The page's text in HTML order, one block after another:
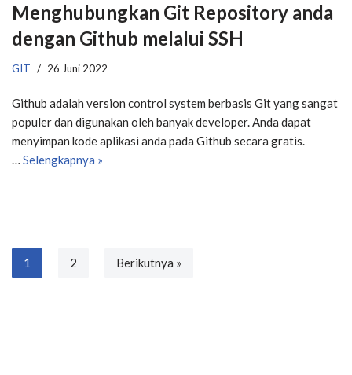
Menghubungkan Git Repository anda
dengan Github melalui SSH
GIT 26 Juni 2022
​Github adalah version control system berbasis Git yang sangat
populer dan digunakan oleh banyak developer. Anda dapat
menyimpan kode aplikasi anda pada Github secara gratis.
… Selengkapnya »
1 2 Berikutnya »